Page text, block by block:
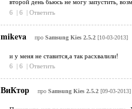
второй день бьюсь не могу запустить,
6
| 6 | Ответить
mikeva про Samsung Kies 2.5.2[10-03-2013]
и у меня не ставится,а так расхвалили!
6
| 6 | Ответить
ВиКтор про Samsung Kies 2.5.2[09-03-2013]